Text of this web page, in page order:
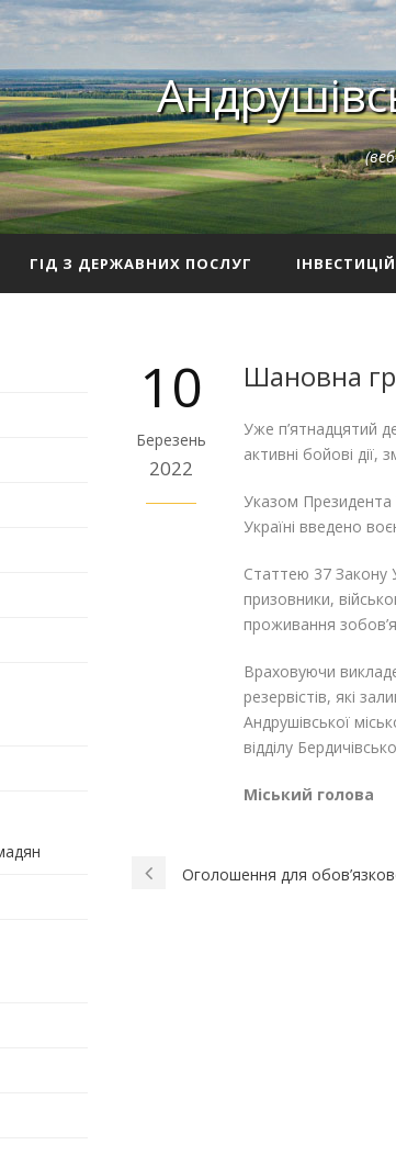
ГІД З ДЕРЖАВНИХ ПОСЛУГ
10
Березень
2022
Шановна
Уже п’ятнадцятий
активні бойові дії,
Указом Президента
Україні введено
Статтею 37 Закону
призовники,
проживання
Враховуючи
резервістів, які
Андрушівської
відділу
Міський
Оголошення для